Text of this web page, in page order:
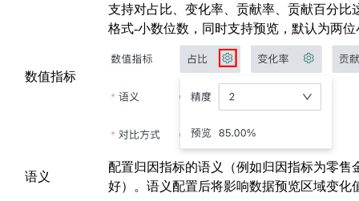
数值指标
支持对占比、变化率、贡献率、贡献百分比
格式-小数位数，同时支持预览，默认为两位
语义
配置归因指标的语义（例如归因指标为零售
好）。语义配置后将影响数据预览区域变化